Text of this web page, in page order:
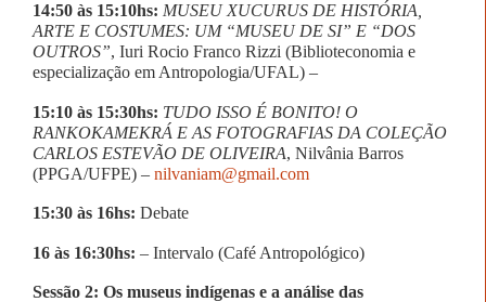
14:50 às 15:10hs: MUSEU XUCURUS DE HISTÓRIA,
ARTE E COSTUMES: UM “MUSEU DE SI” E “DOS
OUTROS”, Iuri Rocio Franco Rizzi (Biblioteconomia e
especialização em Antropologia/UFAL) –
15:10 às 15:30hs: TUDO ISSO É BONITO! O
RANKOKAMEKRÁ E AS FOTOGRAFIAS DA COLEÇÃO
CARLOS ESTEVÃO DE OLIVEIRA, Nilvânia Barros
(PPGA/UFPE) – nilvaniam@gmail.com
15:30 às 16hs: Debate
16 às 16:30hs: – Intervalo (Café Antropológico)
Sessão 2: Os museus indígenas e a análise das